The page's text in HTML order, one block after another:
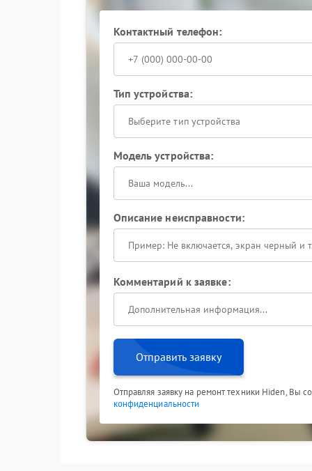
Ремонт Hiden предполагает замену
решение формируется строго по выявленным
Сервисный центр Hiden оснащен
они имитируют рабочие нагрузки и
Бесперебойник должен надежно
основа предсказуемой работы всей системы.
устройства становится невозможен.
При обнаружении проблемы с
профессионалам: точная настройка и
стабильную работу.
Контактный телефон:
Тип устройства:
Выберите тип устройства
Модель устройства:
Описание неисправности:
Комментарий к заявке:
Отправить заявку
Отправляя заявку на ремонт техники Hiden, Вы
конфиденциальности